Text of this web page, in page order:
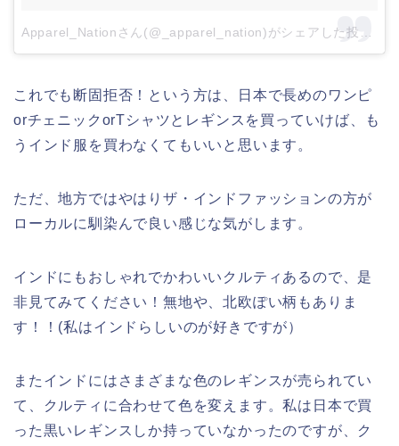
これでも断固拒否！という方は、日本で長めのワンピ
orチェニックorTシャツとレギンスを買っていけば、も
うインド服を買わなくてもいいと思います。
ただ、地方ではやはりザ・インドファッションの方が
ローカルに馴染んで良い感じな気がします。
インドにもおしゃれでかわいいクルティあるので、是
非見てみてください！無地や、北欧ぽい柄もありま
す！！(私はインドらしいのが好きですが）
またインドにはさまざまな色のレギンスが売られてい
て、クルティに合わせて色を変えます。私は日本で買
った黒いレギンスしか持っていなかったのですが、ク